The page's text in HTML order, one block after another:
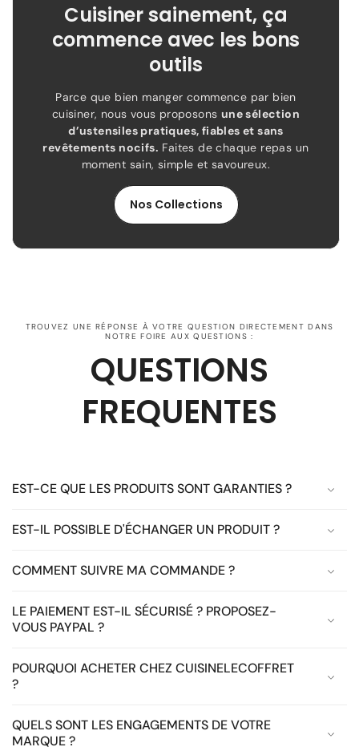
Cuisiner sainement, ça
commence avec les bons
outils
Parce que bien manger commence par bien
cuisiner, nous vous proposons une sélection
d’ustensiles pratiques, fiables et sans
revêtements nocifs. Faites de chaque repas un
moment sain, simple et savoureux.
Nos Collections
TROUVEZ UNE RÉPONSE À VOTRE QUESTION DIRECTEMENT DANS
NOTRE FOIRE AUX QUESTIONS :
QUESTIONS
FREQUENTES
EST-CE QUE LES PRODUITS SONT GARANTIES ?
EST-IL POSSIBLE D'ÉCHANGER UN PRODUIT ?
COMMENT SUIVRE MA COMMANDE ?
LE PAIEMENT EST-IL SÉCURISÉ ? PROPOSEZ-
VOUS PAYPAL ?
POURQUOI ACHETER CHEZ CUISINELECOFFRET
?
QUELS SONT LES ENGAGEMENTS DE VOTRE
MARQUE ?